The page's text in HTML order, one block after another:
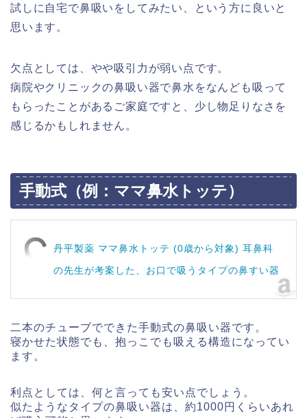
試しに自宅で鼻吸いをしてみたい、という方に良いと
思います。
欠点としては、やや吸引力が弱い点です。
病院やクリニックの鼻吸い器で鼻水をなんども吸って
もらったことがあるご家庭ですと、少し物足りなさを
感じるかもしれません。
手動式（例：ママ鼻水トッテ）
丹平製薬 ママ鼻水トッテ (0歳から対象) 耳鼻科
の先生が考案した、お口で吸うタイプの鼻すい器
二本のチューブでできた手動式の鼻吸い器です。
寝かせた状態でも、抱っこでも吸える構造になってい
ます。
利点としては、何と言っても安い点でしょう。
似たようなタイプの鼻吸い器は、約1000円くらいあれ